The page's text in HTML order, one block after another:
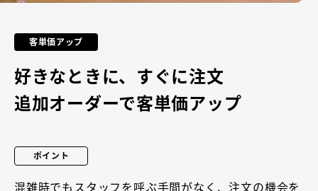
客単価アップ
好きなときに、すぐに注文
追加オーダーで客単価アップ
ポイント
混雑時でもスタッフを呼ぶ手間がなく、注文の機会を